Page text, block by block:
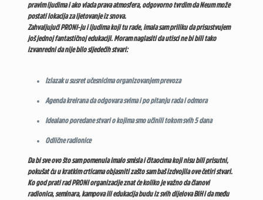
pravim ljudima i ako vlada prava atmosfera, odgovorno tvrdim da Neum može
postati lokacija za ljetovanje iz snova.
Zahvaljujući PRONI-ju i ljudima koji tu rade, imala sam priliku da prisustvujem
još jednoj fantastičnoj edukaciji. Moram naglasiti da utisci ne bi bili tako
izvanredni da nije bilo sljedećih stvari:
Izlazak u susret učesnicima organizovanjem prevoza
Agenda kreirana da odgovara svima i po pitanju rada i odmora
Idealano poredane stvari o kojima smo učinili tokom svih 5 dana
Odlične radionice
Da bi sve ovo što sam pomenula imalo smisla i čitaocima koji nisu bili prisutni,
pokušat ću u kratkim crticama objasniti zašto sam baš izdvojila ove četiri stvari.
Ko god prati rad PRONI organizacije znat će koliko je važno da članovi
radionica, seminara, kampova ili edukacija budu iz svih dijelova BiH i da među